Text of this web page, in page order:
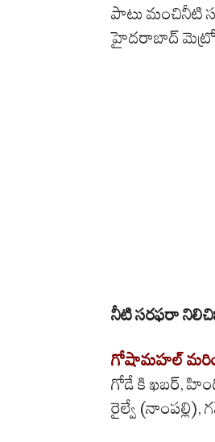
పాటు మంచినీటి
హైదరాబాద్
నీటి సరఫరా
గోషామహల్
గోడే కి ఖబర్, హిందీ
రైల్వే (నాంపల్లి),